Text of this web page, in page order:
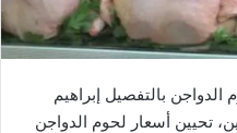
بالتفصيل إبراهيم
تحيين أسعار لحوم الدواجن